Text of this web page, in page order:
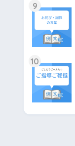
9
10